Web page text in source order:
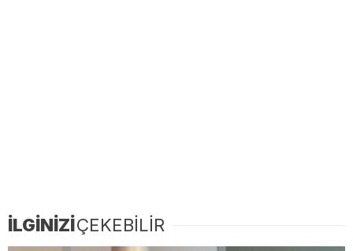
İLGİNİZİÇEKEBİLİR